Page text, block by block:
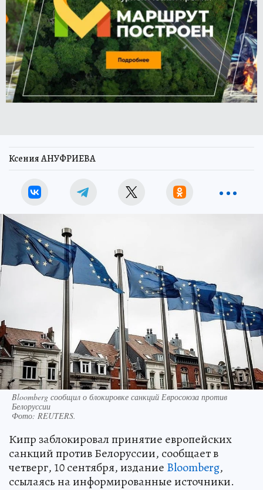
Ксения АНУФРИЕВА
Bloomberg сообщил о блокировке санкций Евросоюза против
Белоруссии
Фото: REUTERS.
Кипр заблокировал принятие европейских
санкций против Белоруссии, сообщает в
четверг, 10 сентября, издание Bloomberg,
ссылаясь на информированные источники.